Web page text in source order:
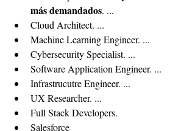
más demandados. ...
Cloud Architect. ...
Machine Learning Engineer. ...
Cybersecurity Specialist. ...
Software Application Engineer. ...
Infrastrucutre Engineer. ...
UX Researcher. ...
Full Stack Developers.
Salesforce